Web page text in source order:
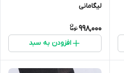
لیگامانی
998,000
افزودن به سبد